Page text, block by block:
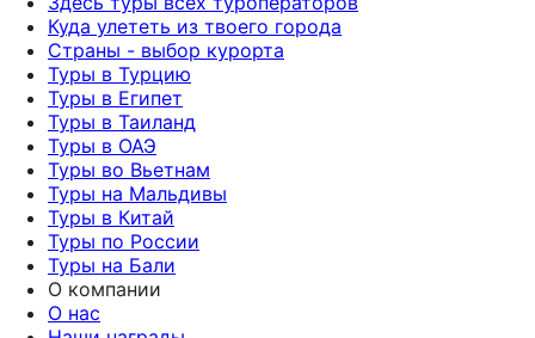
Куда улететь из твоего города
Страны - выбор курорта
Туры в Турцию
Туры в Египет
Туры в Таиланд
Туры в ОАЭ
Туры во Вьетнам
Туры на Мальдивы
Туры в Китай
Туры по России
Туры на Бали
О компании
О нас